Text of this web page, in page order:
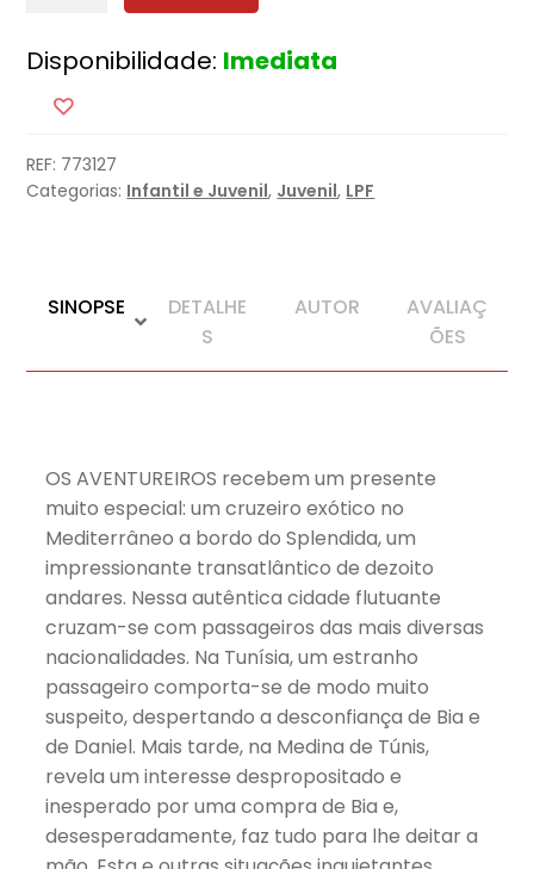
Aventureiros
Cidade
Flutuante
Disponibilidade: Imediata
REF: 773127
Categorias: Infantil e Juvenil, Juvenil, LPF
SINOPSE
DETALHE
S
AUTOR
AVALIAÇ
ÕES
OS AVENTUREIROS recebem um presente
muito especial: um cruzeiro exótico no
Mediterrâneo a bordo do Splendida, um
impressionante transatlântico de dezoito
andares. Nessa autêntica cidade flutuante
cruzam-se com passageiros das mais diversas
nacionalidades. Na Tunísia, um estranho
passageiro comporta-se de modo muito
suspeito, despertando a desconfiança de Bia e
de Daniel. Mais tarde, na Medina de Túnis,
revela um interesse despropositado e
inesperado por uma compra de Bia e,
desesperadamente, faz tudo para lhe deitar a